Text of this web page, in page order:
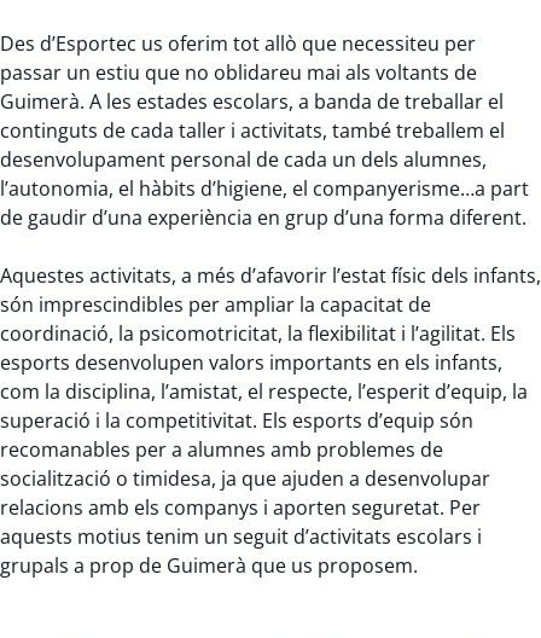
Des d’Esportec us oferim tot allò que necessiteu per
passar un estiu que no oblidareu mai als voltants de
Guimerà. A les estades escolars, a banda de treballar el
continguts de cada taller i activitats, també treballem el
desenvolupament personal de cada un dels alumnes,
l’autonomia, el hàbits d’higiene, el companyerisme…a part
de gaudir d’una experiència en grup d’una forma diferent.
Aquestes activitats, a més d’afavorir l’estat físic dels infants,
són imprescindibles per ampliar la capacitat de
coordinació, la psicomotricitat, la flexibilitat i l’agilitat. Els
esports desenvolupen valors importants en els infants,
com la disciplina, l’amistat, el respecte, l’esperit d’equip, la
superació i la competitivitat. Els esports d’equip són
recomanables per a alumnes amb problemes de
socialització o timidesa, ja que ajuden a desenvolupar
relacions amb els companys i aporten seguretat. Per
aquests motius tenim un seguit d’activitats escolars i
grupals a prop de Guimerà que us proposem.